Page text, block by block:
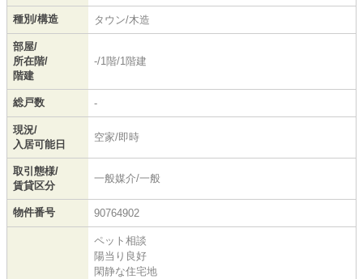
種別/構造 タウン/木造
部屋/
所在階/
階建
-/1階/1階建
総戸数 -
現況/
入居可能日
空家/即時
取引態様/
賃貸区分
一般媒介/一般
物件番号 90764902
ペット相談
陽当り良好
閑静な住宅地